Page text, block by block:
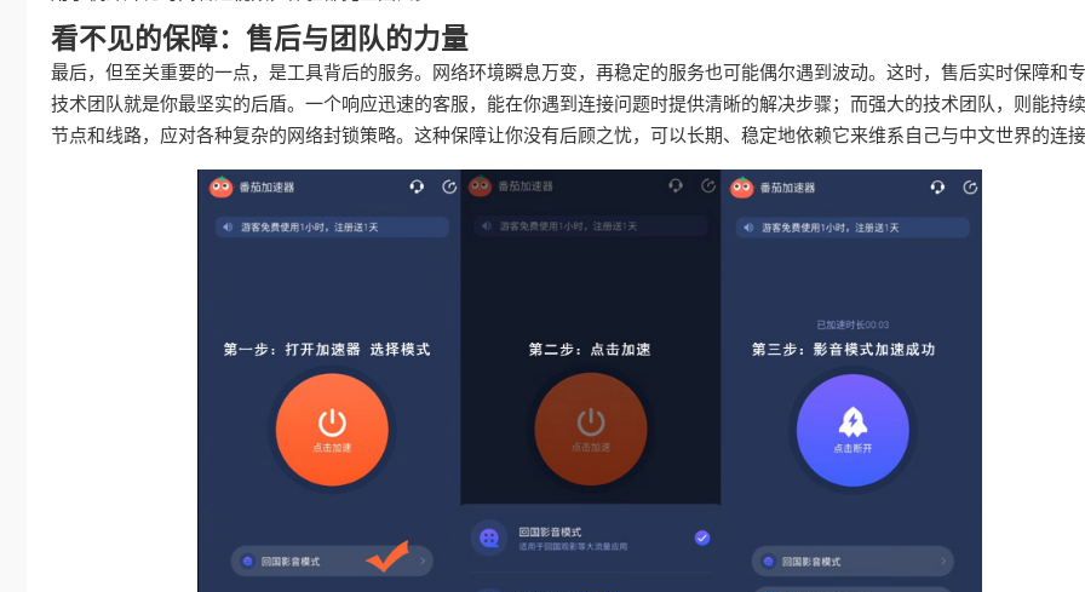
看不见的保障：售后与团队的力量
最后，但至关重要的一点，是工具背后的服务。网络环境瞬息万变，再稳定的服务也可能偶尔遇到波动。这时，售后实时保障和
技术团队就是你最坚实的后盾。一个响应迅速的客服，能在你遇到连接问题时提供清晰的解决步骤；而强大的技术团队，则能持
节点和线路，应对各种复杂的网络封锁策略。这种保障让你没有后顾之忧，可以长期、稳定地依赖它来维系自己与中文世界的连接